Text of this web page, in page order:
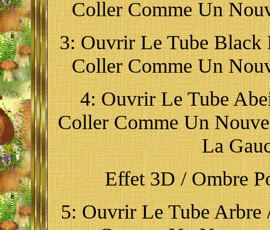
Coller Comme Un
3: Ouvrir Le Tube Black
Coller Comme Un
4: Ouvrir Le Tube
Coller Comme Un
La
Effet 3D / Ombre
5: Ouvrir Le Tube